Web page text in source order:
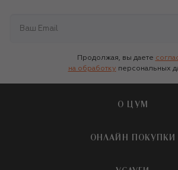
Продолжая, вы даете
на обработку персональных
О ЦУМ
О магазине
ОНЛАЙН ПОКУПКИ